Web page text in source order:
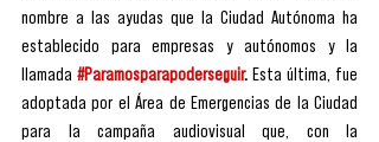
nombre a las ayudas que la Ciudad Autónoma ha
establecido para empresas y autónomos y la
llamada #Paramosparapoderseguir. Esta última, fue
adoptada por el Área de Emergencias de la Ciudad
para la campaña audiovisual que, con la